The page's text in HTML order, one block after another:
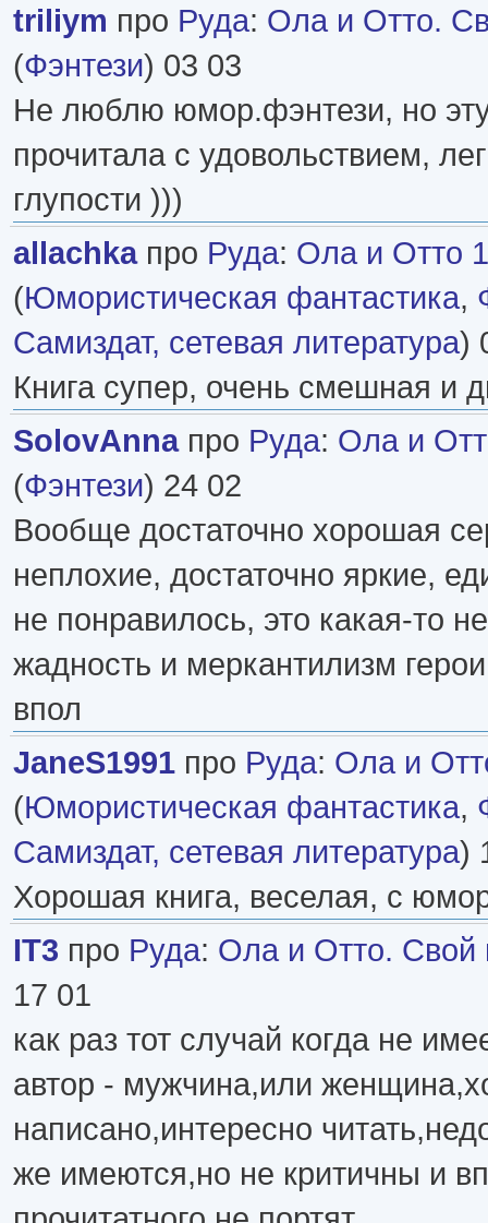
triliym про Руда: Ола и Отто.
(Фэнтези) 03 03
Не люблю юмор.фэнтези, но
прочитала с удовольствием,
глупости )))
allachkaпро Руда: Ола и Отто
(Юмористическая фантастика,
Самиздат, сетевая литература)
Книга супер, очень смешная и
SolovAnnaпро Руда: Ола и
(Фэнтези) 24 02
Вообще достаточно хорошая
неплохие, достаточно яркие,
не понравилось, это какая-то
жадность и меркантилизм
впол
JaneS1991 про Руда: Ола и
(Юмористическая фантастика,
Самиздат, сетевая литература)
Хорошая книга, веселая, с
IT3 про Руда: Ола и Отто. Свой
17 01
как раз тот случай когда не
автор - мужчина,или
написано,интересно
же имеются,но не критичны и